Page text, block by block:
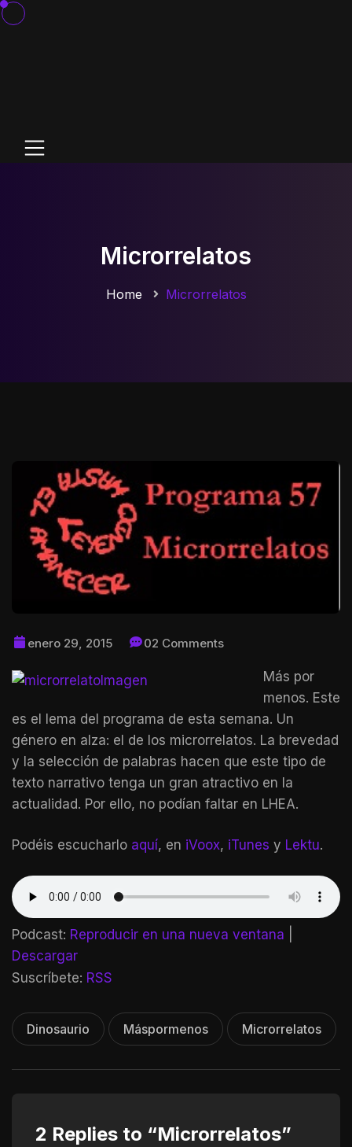
Microrrelatos
Home Microrrelatos
enero 29, 2015 02 Comments
Más por
menos. Este
es el lema del programa de esta semana. Un
género en alza: el de los microrrelatos. La brevedad
y la selección de palabras hacen que este tipo de
texto narrativo tenga un gran atractivo en la
actualidad. Por ello, no podían faltar en LHEA.
Podéis escucharlo aquí, en iVoox, iTunes y Lektu.
Podcast: Reproducir en una nueva ventana
Descargar
Suscríbete: RSS
Dinosaurio Máspormenos Microrrelatos
2 Replies to “Microrrelatos”